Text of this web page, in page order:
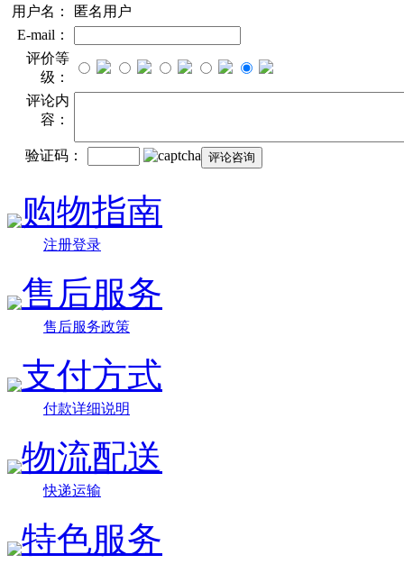
用户名：
匿名用户
E-mail：
评价等
级：
评论内
容：
验证码：
购物指南
注册登录
售后服务
售后服务政策
支付方式
付款详细说明
物流配送
快递运输
特色服务